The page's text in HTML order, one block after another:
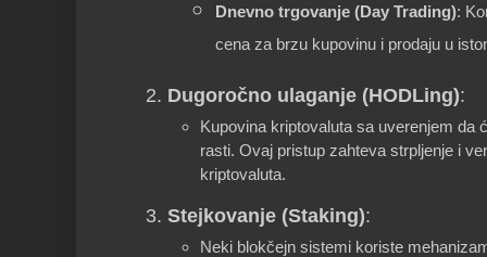
Dnevno trgovanje (Day Trading):
cena za brzu kupovinu i prodaju u
Dugoročno ulaganje (HODLing):
Kupovina kriptovaluta sa uverenjem da
rasti. Ovaj pristup zahteva strpljenje i
kriptovaluta.
Stejkovanje (Staking):
Neki blokčejn sistemi koriste